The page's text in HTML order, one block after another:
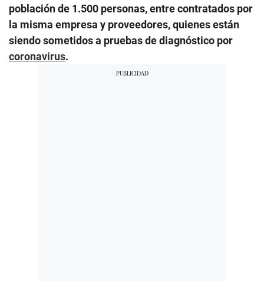
población de 1.500 personas, entre contratados por
la misma empresa y proveedores, quienes están
siendo sometidos a pruebas de diagnóstico por
coronavirus.